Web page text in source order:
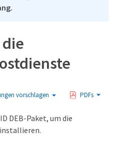
vorschlagen PDFs
DEB-Paket, um die